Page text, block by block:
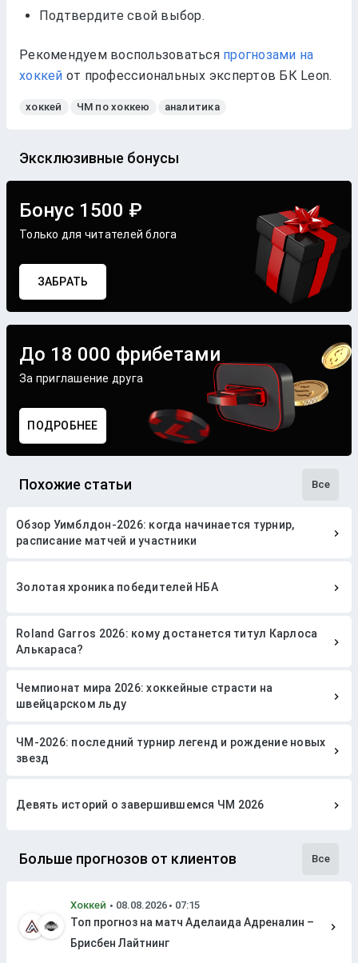
Подтвердите свой выбор.
Рекомендуем воспользоваться прогнозами на
хоккей от профессиональных экспертов БК Leon.
хоккей ЧМ по хоккею аналитика
Эксклюзивные бонусы
Бонус 1500 ₽
Только для читателей блога
ЗАБРАТЬ
До 18 000 фрибетами
За приглашение друга
ПОДРОБНЕЕ
Похожие статьи Все
Обзор Уимблдон-2026: когда начинается турнир,
расписание матчей и участники
Золотая хроника победителей НБА
Roland Garros 2026: кому достанется титул Карлоса
Алькараса?
Чемпионат мира 2026: хоккейные страсти на
швейцарском льду
ЧМ-2026: последний турнир легенд и рождение новых
звезд
Девять историй о завершившемся ЧМ 2026
Больше прогнозов от клиентов Все
Хоккей
Топ прогноз на матч Аделаида Адреналин –
Брисбен Лайтнинг